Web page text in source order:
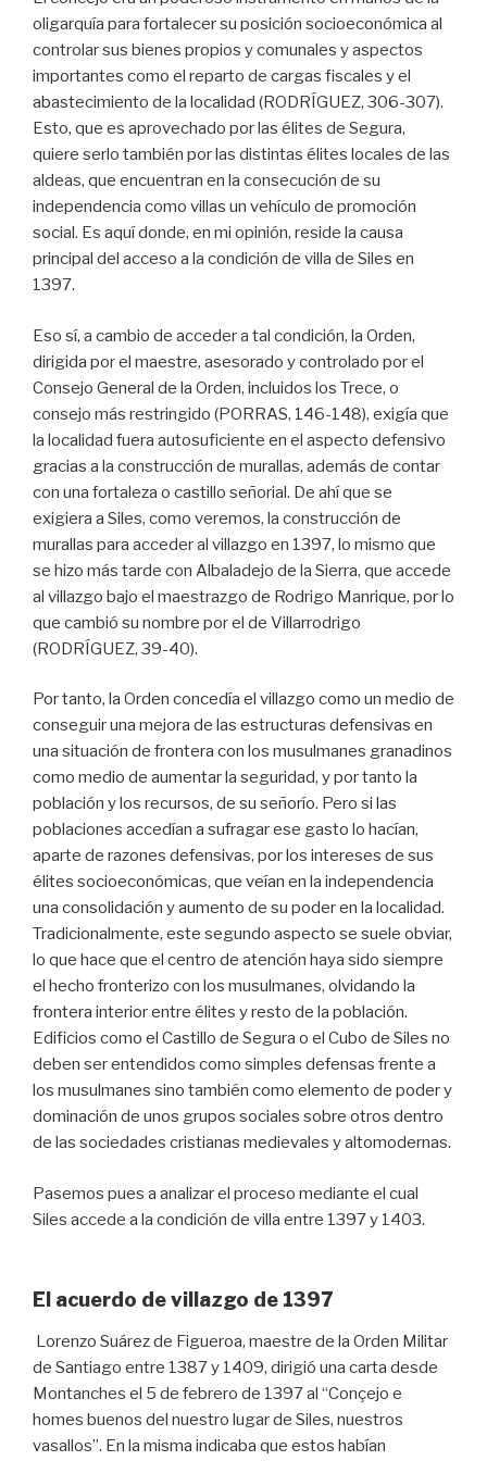
oligarquía para fortalecer su posición socioeconómica al
controlar sus bienes propios y comunales y aspectos
importantes como el reparto de cargas fiscales y el
abastecimiento de la localidad (RODRÍGUEZ, 306-307).
Esto, que es aprovechado por las élites de Segura,
quiere serlo también por las distintas élites locales de las
aldeas, que encuentran en la consecución de su
independencia como villas un vehículo de promoción
social. Es aquí donde, en mi opinión, reside la causa
principal del acceso a la condición de villa de Siles en
1397.
Eso sí, a cambio de acceder a tal condición, la Orden,
dirigida por el maestre, asesorado y controlado por el
Consejo General de la Orden, incluidos los Trece, o
consejo más restringido (PORRAS, 146-148), exigía que
la localidad fuera autosuficiente en el aspecto defensivo
gracias a la construcción de murallas, además de contar
con una fortaleza o castillo señorial. De ahí que se
exigiera a Siles, como veremos, la construcción de
murallas para acceder al villazgo en 1397, lo mismo que
se hizo más tarde con Albaladejo de la Sierra, que accede
al villazgo bajo el maestrazgo de Rodrigo Manrique, por lo
que cambió su nombre por el de Villarrodrigo
(RODRÍGUEZ, 39-40).
Por tanto, la Orden concedía el villazgo como un medio de
conseguir una mejora de las estructuras defensivas en
una situación de frontera con los musulmanes granadinos
como medio de aumentar la seguridad, y por tanto la
población y los recursos, de su señorío. Pero si las
poblaciones accedían a sufragar ese gasto lo hacían,
aparte de razones defensivas, por los intereses de sus
élites socioeconómicas, que veían en la independencia
una consolidación y aumento de su poder en la localidad.
Tradicionalmente, este segundo aspecto se suele obviar,
lo que hace que el centro de atención haya sido siempre
el hecho fronterizo con los musulmanes, olvidando la
frontera interior entre élites y resto de la población.
Edificios como el Castillo de Segura o el Cubo de Siles no
deben ser entendidos como simples defensas frente a
los musulmanes sino también como elemento de poder y
dominación de unos grupos sociales sobre otros dentro
de las sociedades cristianas medievales y altomodernas.
Pasemos pues a analizar el proceso mediante el cual
Siles accede a la condición de villa entre 1397 y 1403.
El acuerdo de villazgo de 1397
Lorenzo Suárez de Figueroa, maestre de la Orden Militar
de Santiago entre 1387 y 1409, dirigió una carta desde
Montanches el 5 de febrero de 1397 al “Conçejo e
homes buenos del nuestro lugar de Siles, nuestros
vasallos”. En la misma indicaba que estos habían